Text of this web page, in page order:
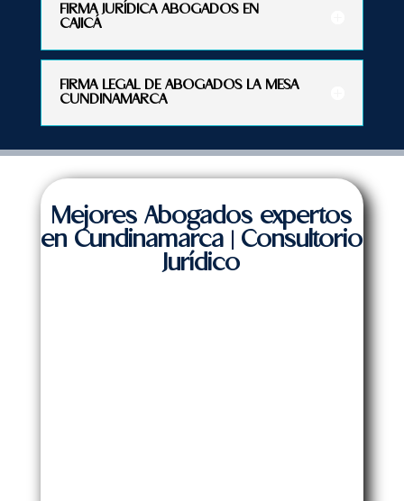
FIRMA JURÍDICA ABOGADOS EN
CAJICÁ
FIRMA LEGAL DE ABOGADOS LA MESA
CUNDINAMARCA
Mejores Abogados expertos
en Cundinamarca | Consultorio
Jurídico